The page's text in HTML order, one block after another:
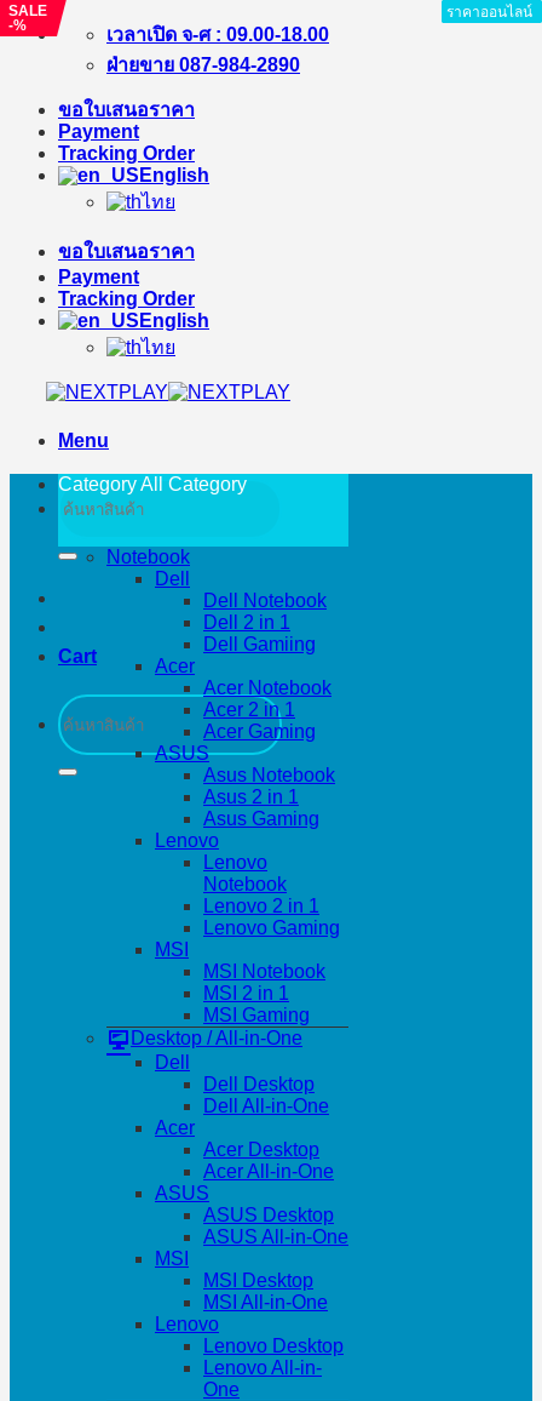
Skip
เวลาเปิด จ-ศ : 09.00-18.00
ฝ่ายขาย 087-984-2890
ขอใบเสนอราคา
Payment
Tracking Order
English
ไทย
ขอใบเสนอราคา
Payment
Tracking Order
English
ไทย
Menu
Search
for:
Cart
Search
for:
Category All Category
Notebook
Dell
Dell Notebook
Dell 2 in 1
Dell Gamiing
Acer
Acer Notebook
Acer 2 in 1
Acer Gaming
ASUS
Asus Notebook
Asus 2 in 1
Asus Gaming
Lenovo
Lenovo
Notebook
Lenovo 2 in 1
Lenovo Gaming
MSI
MSI Notebook
MSI 2 in 1
MSI Gaming
Desktop / All-in-One
Dell
Dell Desktop
Dell All-in-One
Acer
Acer Desktop
Acer All-in-One
ASUS
ASUS Desktop
ASUS All-in-One
MSI
MSI Desktop
MSI All-in-One
Lenovo
Lenovo Desktop
Lenovo All-in-
One
ราคาออนไลน์
ราคาออนไลน์
SALE
-%
ราคาออนไลน์
ราคาออนไลน์
ราคาออนไลน์
ราคาออนไลน์
ราคาออนไลน์